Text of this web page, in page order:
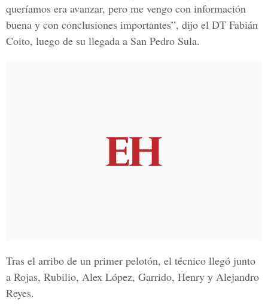
queríamos era avanzar, pero me vengo con información
buena y con conclusiones importantes”, dijo el DT Fabián
Coito, luego de su llegada a San Pedro Sula.
Tras el arribo de un primer pelotón, el técnico llegó junto
a Rojas, Rubilio, Alex López, Garrido, Henry y Alejandro
Reyes.